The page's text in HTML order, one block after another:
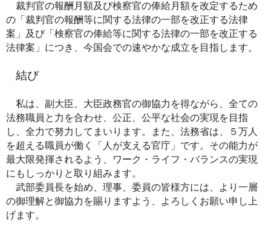
裁判官の報酬月額及び検察官の俸給月額を改定するため
の「裁判官の報酬等に関する法律の一部を改正する法律
案」及び「検察官の俸給等に関する法律の一部を改正する
法律案」につき、今国会での速やかな成立を目指します。
結び
私は、副大臣、大臣政務官の御協力を得ながら、全ての
法務職員と力を合わせ、公正、公平な社会の実現を目指
し、全力で努力してまいります。また、法務省は、５万人
を超える職員が働く「人が支える官庁」です。その能力が
最大限発揮されるよう、ワーク・ライフ・バランスの実現
にもしっかりと取り組みます。
武部委員長を始め、理事、委員の皆様方には、より一層
の御理解と御協力を賜りますよう、よろしくお願い申し上
げます。